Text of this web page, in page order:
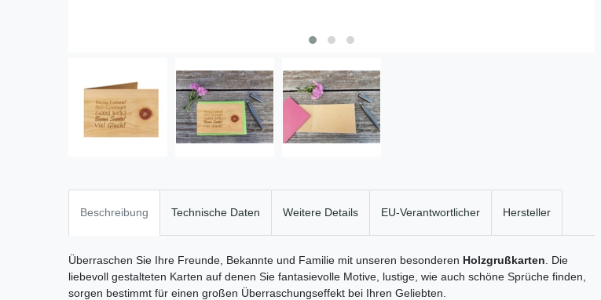
Beschreibung Technische Daten Weitere Details EU-Verantwortlicher Hersteller
Überraschen Sie Ihre Freunde, Bekannte und Familie mit unseren besonderen Holzgrußkarten . Die
liebevoll gestalteten Karten auf denen Sie fantasievolle Motive, lustige, wie auch schöne Sprüche finden,
sorgen bestimmt für einen großen Überraschungseffekt bei Ihren Geliebten.